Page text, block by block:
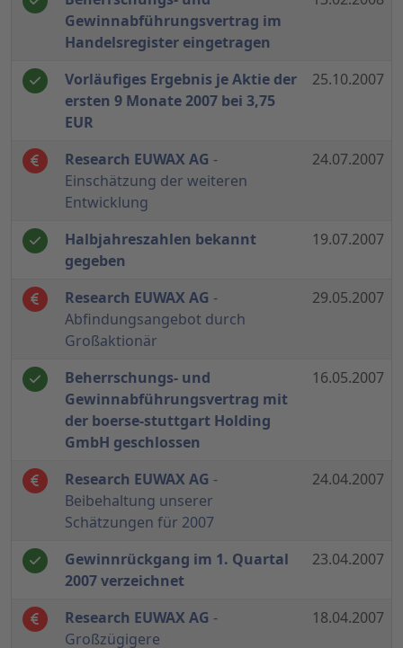
Gewinnabführungsvertrag im
Handelsregister eingetragen
Vorläufiges Ergebnis je Aktie der
ersten 9 Monate 2007 bei 3,75
EUR
25.10.2007
Research EUWAX AG -
Einschätzung der weiteren
Entwicklung
24.07.2007
Halbjahreszahlen bekannt
gegeben
19.07.2007
Research EUWAX AG -
Abfindungsangebot durch
Großaktionär
29.05.2007
Beherrschungs- und
Gewinnabführungsvertrag mit
der boerse-stuttgart Holding
GmbH geschlossen
16.05.2007
Research EUWAX AG -
Beibehaltung unserer
Schätzungen für 2007
24.04.2007
Gewinnrückgang im 1. Quartal
2007 verzeichnet
23.04.2007
Research EUWAX AG -
Großzügigere
18.04.2007